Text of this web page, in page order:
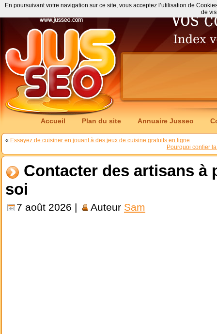
Accueil Plan du site Annuaire Jusseo
« Essayez de cuisiner en jouant à des jeux de cuisine gratuits en ligne
Pourquoi confier
Contacter des artisans à
soi
7 août 2026 | Auteur Sam
En poursuivant votre navigation sur ce site, vous acceptez l’utilisation de
de